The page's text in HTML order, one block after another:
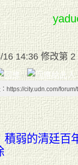
16 14:36 修改第 2
https://city.udn.com/
積弱的清廷百